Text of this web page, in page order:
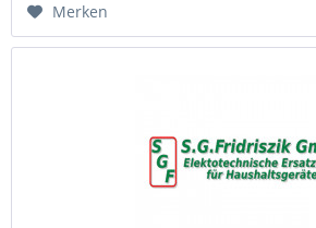
Merken